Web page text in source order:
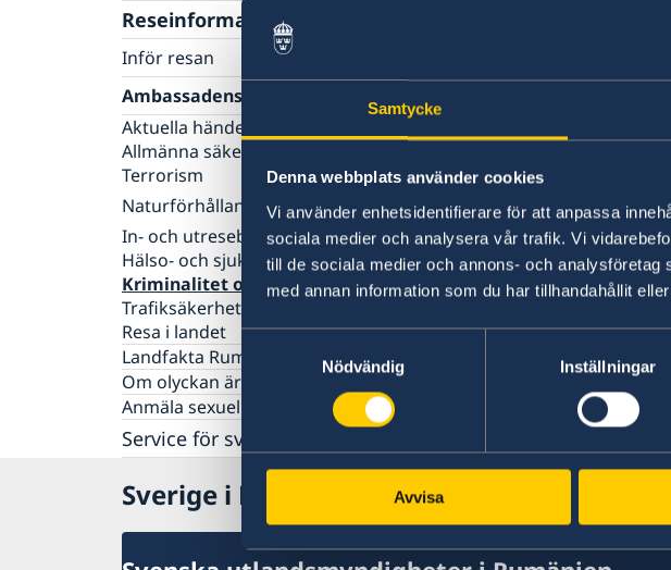
Samtycke
Denna webbplats använder cookies
Vi använder enhetsidentifierare för att anpassa
sociala medier och analysera vår trafik. Vi
till de sociala medier och annons- och
med annan information som du har tillhandahållit
Samtyckesval
Nödvändig
Inställningar
Avvisa
Rösta i Rumänien
Akut hjälp
Ekonomiskt nödställd
Hälso- och sjukvård
Pass och nationellt id-kort
Ansökan om pass/ID-kort för vuxna
Ansökan om pass/ID-kort för barn under 18 år
Beställning av samordningsnummer samt
namnanmälan
Provisoriskt pass
Hjälp kring medborgarskap
Om svenskt medborgarskap
Gifta sig i Rumänien
Avgifter
Reseinformation
Inför resan
Se till att vara försäkrad
Att resa med psykisk ohälsa
Terrorism och turism
Ambassadens reseinformation
Aktuella händelser
Allmänna säkerhetsläget
Terrorism
Naturförhållanden och katastrofer
Jordbävningsberedskap
In- och utresebestämmelser
Hälso- och sjukvård
Kriminalitet och personlig säkerhet
Trafiksäkerhet
Resa i landet
Landfakta Rumänien
Om olyckan är framme
Anmäla sexuella övergrepp mot barn?
Service för svenska företag
Handel med utlandet
Anmäla handelshinder
Det är
normal
människor
världens
Senast
Sverige i Rumänien